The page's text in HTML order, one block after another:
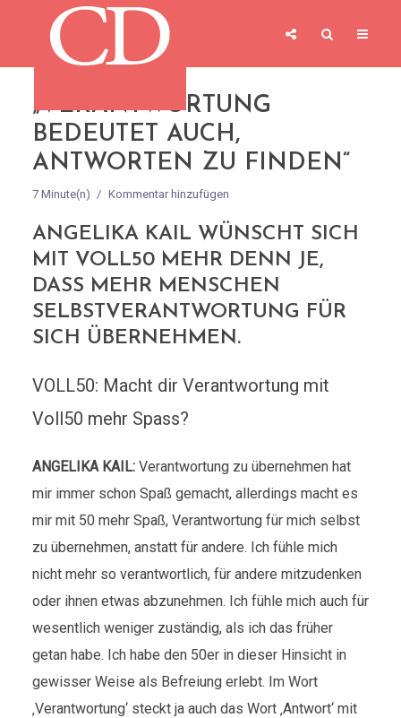
„VERANTWORTUNG
BEDEUTET AUCH,
ANTWORTEN ZU FINDEN“
7 Minute(n) Kommentar hinzufügen
ANGELIKA KAIL WÜNSCHT SICH
MIT VOLL50 MEHR DENN JE,
DASS MEHR MENSCHEN
SELBSTVERANTWORTUNG FÜR
SICH ÜBERNEHMEN.
VOLL50: Macht dir Verantwortung mit
Voll50 mehr Spass?
ANGELIKA KAIL:Verantwortung zu übernehmen hat
mir immer schon Spaß gemacht, allerdings macht es
mir mit 50 mehr Spaß, Verantwortung für mich selbst
zu übernehmen, anstatt für andere. Ich fühle mich
nicht mehr so verantwortlich, für andere mitzudenken
oder ihnen etwas abzunehmen. Ich fühle mich auch für
wesentlich weniger zuständig, als ich das früher
getan habe. Ich habe den 50er in dieser Hinsicht in
gewisser Weise als Befreiung erlebt. Im Wort
‚Verantwortung‘ steckt ja auch das Wort ‚Antwort‘ mit